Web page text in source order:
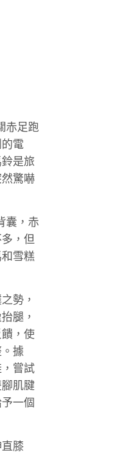
赤足跑
電
是旅
驚嚇
囊，赤
，但
雪糕
勢，
腿，
，使
據
嘗試
肌腱
一個
膝